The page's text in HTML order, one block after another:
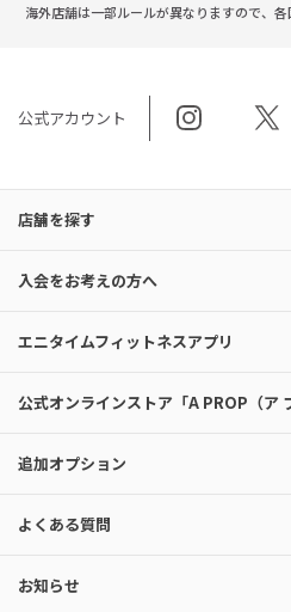
海外店舗は一部ルールが異なりますので、 各
公式アカウント
店舗を探す
入会をお考えの方へ
エニタイムフィットネスアプリ
公式オンラインストア「A PROP（ア
追加オプション
よくある質問
お知らせ